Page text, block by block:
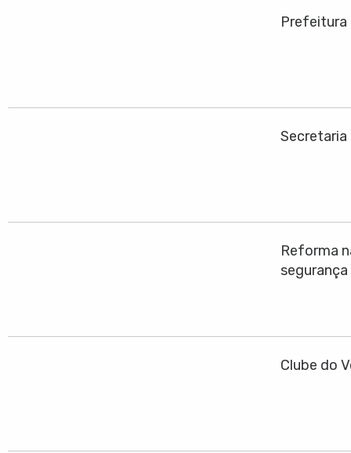
Prefeitura
Secretaria
Reforma
segurança
Clube do